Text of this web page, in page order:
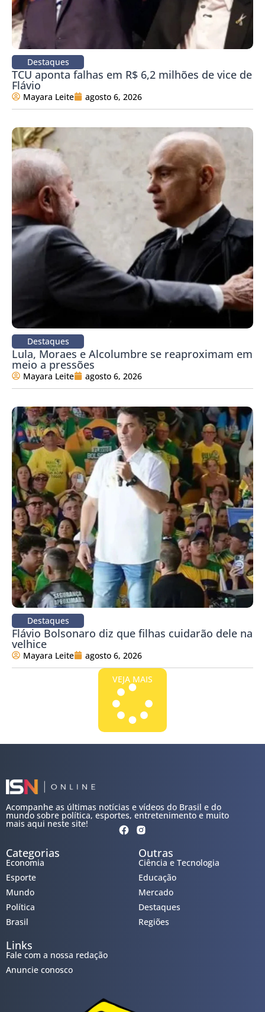
Destaques
TCU aponta falhas em R$ 6,2 milhões de vice de
Flávio
Mayara Leite agosto 6, 2026
Destaques
Lula, Moraes e Alcolumbre se reaproximam em
meio a pressões
Mayara Leite agosto 6, 2026
Destaques
Flávio Bolsonaro diz que filhas cuidarão dele na
velhice
Mayara Leite agosto 6, 2026
VEJA MAIS
Acompanhe as últimas notícias e vídeos do Brasil e do
mundo sobre política, esportes, entretenimento e muito
mais aqui neste site!
Categorias
Economia
Esporte
Mundo
Política
Brasil
Outras
Ciência e Tecnologia
Educação
Mercado
Destaques
Regiões
Links
Fale com a nossa redação
Anuncie conosco